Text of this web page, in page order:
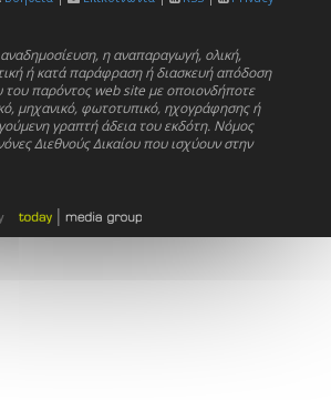
η αναπαραγωγή, ολική,
ή κατά παράφραση ή διασκευή απόδοση
του παρόντος web site με οποιονδήποτε
μηχανικό, φωτοτυπικό, ηχογράφησης ή
γραπτή άδεια του εκδότη. Νόμος
Διεθνούς Δικαίου που ισχύουν στην